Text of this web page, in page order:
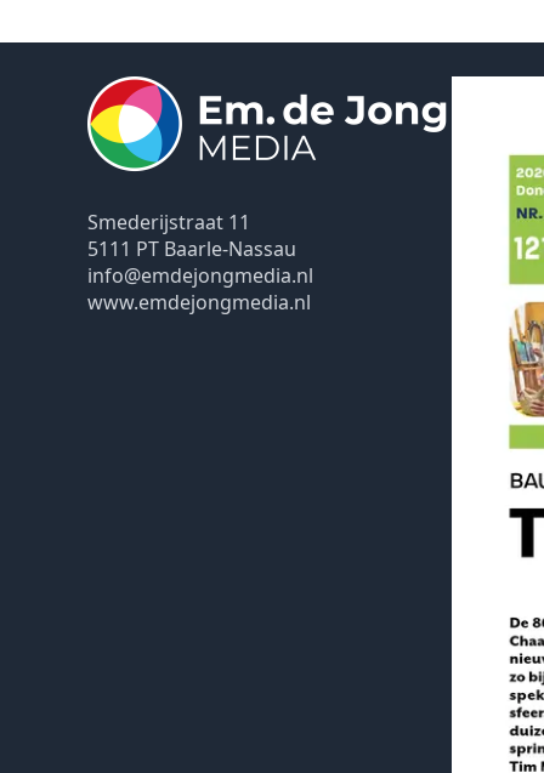
Smederijstraat 11
5111 PT Baarle-Nassau
info@emdejongmedia.nl
www.emdejongmedia.nl